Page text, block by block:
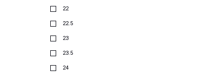
22
22.5
23
23.5
24